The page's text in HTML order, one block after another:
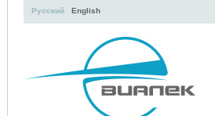
Русский English